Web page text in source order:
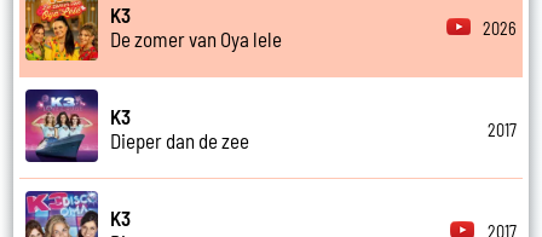
K3
De zomer van Oya lele
2026
K3
Dieper dan de zee
2017
K3
2017